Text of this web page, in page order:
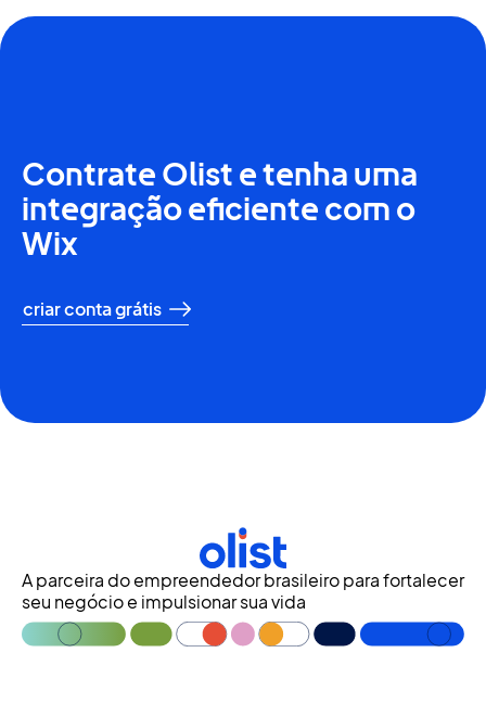
Contrate Olist e tenha uma
integração eficiente com o
Wix
criar conta grátis
A parceira do empreendedor brasileiro para fortalecer
seu negócio e impulsionar sua vida